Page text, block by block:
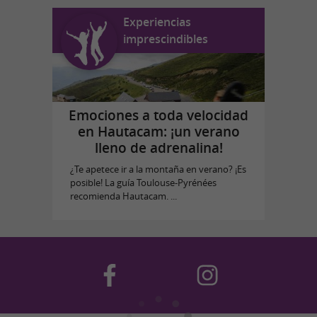
Experiencias
imprescindibles
Emociones a toda velocidad
en Hautacam: ¡un verano
lleno de adrenalina!
¿Te apetece ir a la montaña en verano? ¡Es
posible! La guía Toulouse-Pyrénées
recomienda Hautacam. ...